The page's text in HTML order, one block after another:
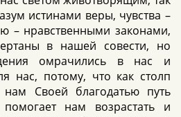
истинами веры, чувства –
– нравственными законами,
в нашей совести, но
омрачились в нас и
нас, потому, что как столп
нам Своей благодатью путь
нам возрастать и